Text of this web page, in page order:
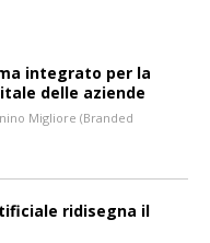
integrato per la
delle aziende
Migliore (Branded
ridisegna il